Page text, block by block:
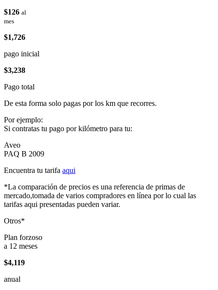
$126 al
mes
$1,726
pago inicial
$3,238
Pago total
De esta forma solo pagas por los km que recorres.
Por ejemplo:
Si contratas tu pago por kilómetro para tu:
Aveo
PAQ B 2009
Encuentra tu tarifa aqui
*La comparación de precios es una referencia de primas de
mercado,tomada de varios compradores en línea por lo cual las
tarifas aqui presentadas pueden variar.
Otros*
Plan forzoso
a 12 meses
$4,119
anual